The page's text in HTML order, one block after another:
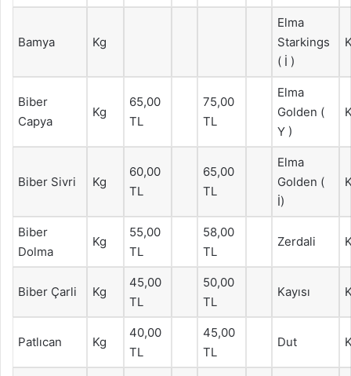
Bamya Kg
Elma
Starkings
( İ )
Biber
Capya
Kg
65,00
TL
75,00
TL
Elma
Golden (
Y )
Biber Sivri Kg
60,00
TL
65,00
TL
Elma
Golden (
İ)
Biber
Dolma
Kg
55,00
TL
58,00
TL
Zerdali
Biber Çarli Kg
45,00
TL
50,00
TL
Kayısı
Patlıcan Kg
40,00
TL
45,00
TL
Dut